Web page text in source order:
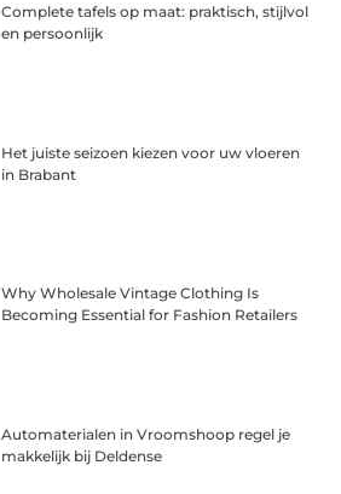
Complete tafels op maat: praktisch, stijlvol
en persoonlijk
Het juiste seizoen kiezen voor uw vloeren
in Brabant
Why Wholesale Vintage Clothing Is
Becoming Essential for Fashion Retailers
Automaterialen in Vroomshoop regel je
makkelijk bij Deldense